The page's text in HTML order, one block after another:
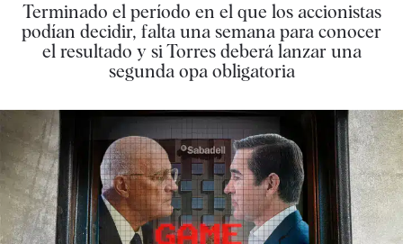
Terminado el período en el que los accionistas
podían decidir, falta una semana para conocer
el resultado y si Torres deberá lanzar una
segunda opa obligatoria